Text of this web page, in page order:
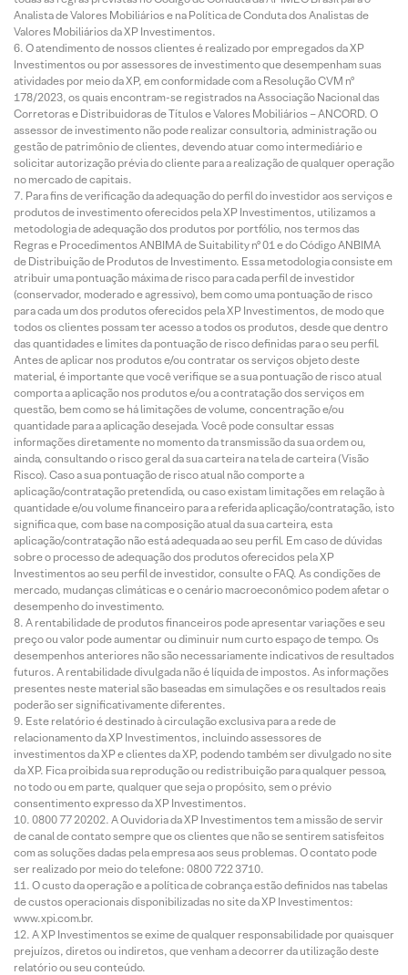
Analista de Valores Mobiliários e na Política de Conduta dos Analistas de
Valores Mobiliários da XP Investimentos.
O atendimento de nossos clientes é realizado por empregados da XP
Investimentos ou por assessores de investimento que desempenham suas
atividades por meio da XP, em conformidade com a Resolução CVM nº
178/2023, os quais encontram-se registrados na Associação Nacional das
Corretoras e Distribuidoras de Títulos e Valores Mobiliários – ANCORD. O
assessor de investimento não pode realizar consultoria, administração ou
gestão de patrimônio de clientes, devendo atuar como intermediário e
solicitar autorização prévia do cliente para a realização de qualquer operação
no mercado de capitais.
Para fins de verificação da adequação do perfil do investidor aos serviços e
produtos de investimento oferecidos pela XP Investimentos, utilizamos a
metodologia de adequação dos produtos por portfólio, nos termos das
Regras e Procedimentos ANBIMA de Suitability nº 01 e do Código ANBIMA
de Distribuição de Produtos de Investimento. Essa metodologia consiste em
atribuir uma pontuação máxima de risco para cada perfil de investidor
(conservador, moderado e agressivo), bem como uma pontuação de risco
para cada um dos produtos oferecidos pela XP Investimentos, de modo que
todos os clientes possam ter acesso a todos os produtos, desde que dentro
das quantidades e limites da pontuação de risco definidas para o seu perfil.
Antes de aplicar nos produtos e/ou contratar os serviços objeto deste
material, é importante que você verifique se a sua pontuação de risco atual
comporta a aplicação nos produtos e/ou a contratação dos serviços em
questão, bem como se há limitações de volume, concentração e/ou
quantidade para a aplicação desejada. Você pode consultar essas
informações diretamente no momento da transmissão da sua ordem ou,
ainda, consultando o risco geral da sua carteira na tela de carteira (Visão
Risco). Caso a sua pontuação de risco atual não comporte a
aplicação/contratação pretendida, ou caso existam limitações em relação à
quantidade e/ou volume financeiro para a referida aplicação/contratação, isto
significa que, com base na composição atual da sua carteira, esta
aplicação/contratação não está adequada ao seu perfil. Em caso de dúvidas
sobre o processo de adequação dos produtos oferecidos pela XP
Investimentos ao seu perfil de investidor, consulte o FAQ. As condições de
mercado, mudanças climáticas e o cenário macroeconômico podem afetar o
desempenho do investimento.
A rentabilidade de produtos financeiros pode apresentar variações e seu
preço ou valor pode aumentar ou diminuir num curto espaço de tempo. Os
desempenhos anteriores não são necessariamente indicativos de resultados
futuros. A rentabilidade divulgada não é líquida de impostos. As informações
presentes neste material são baseadas em simulações e os resultados reais
poderão ser significativamente diferentes.
Este relatório é destinado à circulação exclusiva para a rede de
relacionamento da XP Investimentos, incluindo assessores de
investimentos da XP e clientes da XP, podendo também ser divulgado no site
da XP. Fica proibida sua reprodução ou redistribuição para qualquer pessoa,
no todo ou em parte, qualquer que seja o propósito, sem o prévio
consentimento expresso da XP Investimentos.
0800 77 20202. A Ouvidoria da XP Investimentos tem a missão de servir
de canal de contato sempre que os clientes que não se sentirem satisfeitos
com as soluções dadas pela empresa aos seus problemas. O contato pode
ser realizado por meio do telefone: 0800 722 3710.
O custo da operação e a política de cobrança estão definidos nas tabelas
de custos operacionais disponibilizadas no site da XP Investimentos:
www.xpi.com.br.
A XP Investimentos se exime de qualquer responsabilidade por quaisquer
prejuízos, diretos ou indiretos, que venham a decorrer da utilização deste
relatório ou seu conteúdo.